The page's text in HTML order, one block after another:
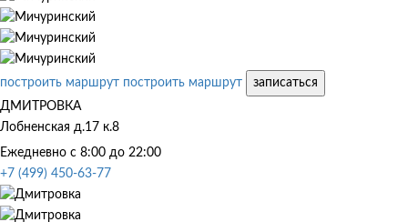
построить маршрут построить маршрут
записаться
ДМИТРОВКА
Лобненская д.17 к.8
Ежедневно с 8:00 до 22:00
+7 (499) 450-63-77